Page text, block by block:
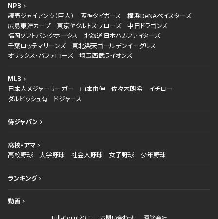
NPB
読売ジャイアンツ（巨人）
阪神タイガース
横浜DeNAベイスターズ
広島東洋カープ
東京ヤクルトスワローズ
中日ドラゴンズ
福岡ソフトバンクホークス
北海道日本ハムファイターズ
千葉ロッテマリーンズ
東北楽天ゴールデンイーグルス
オリックス・バファローズ
埼玉西武ライオンズ
MLB
日本人メジャーリーガー
山本由伸 佐々木朗希
イチロー
ダルビッシュ有
ドジャース
侍ジャパン
高校・アマ
高校野球
大学野球 社会人野球 女子野球 少年野球
ランキング
動画